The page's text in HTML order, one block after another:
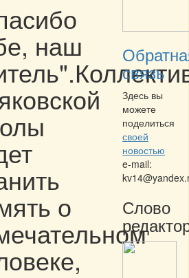
наш
о
связь
Здесь вы
можете
поделиться
своей
новостью
e-mail:
Слово